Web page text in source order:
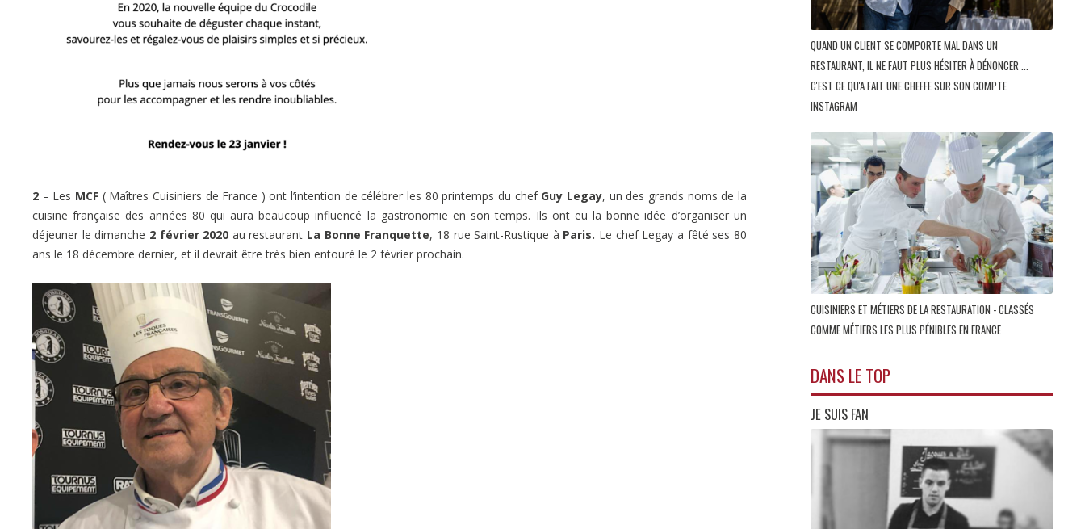
2 – Les MCF( Maîtres Cuisiniers de France ) ont l’intention de célébrer les 80 printemps du chef Guy Legay, un des grands noms de la
cuisine française des années 80 qui aura beaucoup influencé la gastronomie en son temps. Ils ont eu la bonne idée d’organiser un
déjeuner le dimanche 2 février 2020 au restaurant La Bonne Franquette, 18 rue Saint-Rustique à Paris. Le chef Legay a fêté ses 80
ans le 18 décembre dernier, et il devrait être très bien entouré le 2 février prochain.
QUAND UN CLIENT SE COMPORTE MAL DANS UN
RESTAURANT, IL NE FAUT PLUS HÉSITER À DÉNONCER ...
C'EST CE QU'A FAIT UNE CHEFFE SUR SON COMPTE
INSTAGRAM
CUISINIERS ET MÉTIERS DE LA RESTAURATION - CLASSÉS
COMME MÉTIERS LES PLUS PÉNIBLES EN FRANCE
DANS LE TOP
JE SUIS FAN